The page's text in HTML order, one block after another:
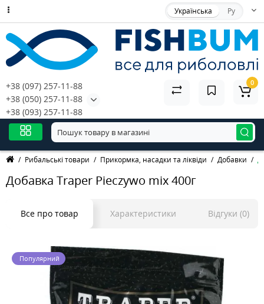
Українська Ру
+38 (097) 257-11-88
+38 (050) 257-11-88
+38 (093) 257-11-88
0
Рибальські товари Прикормка, насадки та ліквіди Добавки
Добавка Traper Pieczywo mix 400г
Все про товар Характеристики Відгуки (0)
Популярний